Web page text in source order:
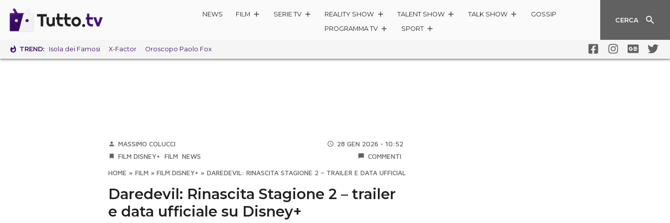
NEWS FILM SERIE TV REALITY SHOW TALENT SHOW TALK SHOW
GOSSIP
PROGRAMMA TV
SPORT
CERCA
TREND: Isola dei Famosi X-Factor Oroscopo Paolo Fox
MASSIMO COLUCCI
28 GEN 2026 - 10:52
FILM DISNEY+
FILM NEWS COMMENTI
HOME » FILM » FILM DISNEY+ » DAREDEVIL: RINASCITA STAGIONE 2 – TRAILER E DATA UFFICIALE SU DISNEY+
Daredevil: Rinascita Stagione 2 – trailer
e data ufficiale su Disney+